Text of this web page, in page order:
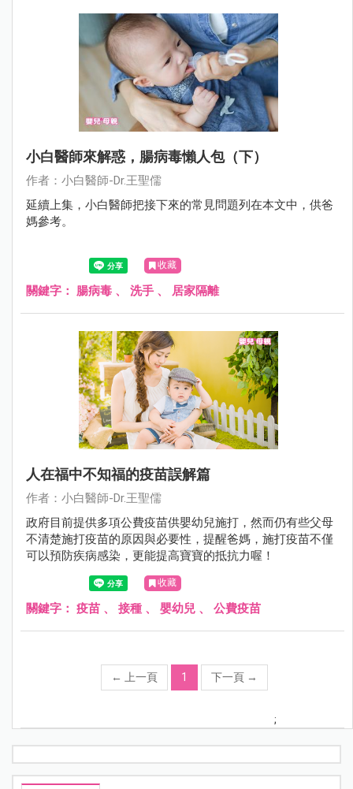
小白醫師來解惑，腸病毒懶人包（下）
作者：小白醫師-Dr.王聖儒
延續上集，小白醫師把接下來的常見問題列在本文中，供爸
媽參考。
收藏
關鍵字： 腸病毒 、 洗手 、 居家隔離
人在福中不知福的疫苗誤解篇
作者：小白醫師-Dr.王聖儒
政府目前提供多項公費疫苗供嬰幼兒施打，然而仍有些父母
不清楚施打疫苗的原因與必要性，提醒爸媽，施打疫苗不僅
可以預防疾病感染，更能提高寶寶的抵抗力喔！
收藏
關鍵字： 疫苗 、 接種 、 嬰幼兒 、 公費疫苗
← 上一頁 1 下一頁 →
;